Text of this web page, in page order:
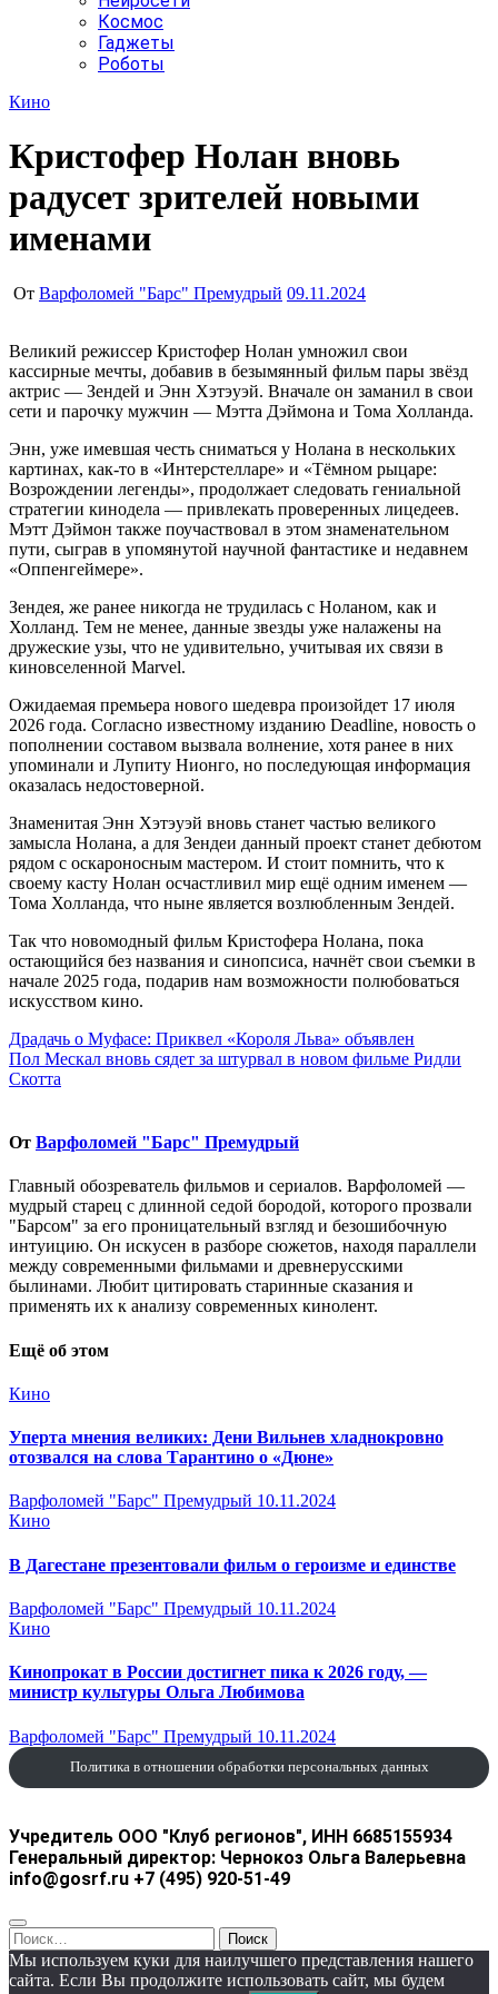
Космос
Гаджеты
Роботы
Кино
Кристофер Нолан вновь
радусет зрителей новыми
именами
От Варфоломей "Барс" Премудрый 09.11.2024
Великий режиссер Кристофер Нолан умножил свои
кассирные мечты, добавив в безымянный фильм пары звёзд
актрис — Зендей и Энн Хэтэуэй. Вначале он заманил в свои
сети и парочку мужчин — Мэтта Дэймона и Тома Холланда.
Энн, уже имевшая честь сниматься у Нолана в нескольких
картинах, как-то в «Интерстелларе» и «Тёмном рыцаре:
Возрождении легенды», продолжает следовать гениальной
стратегии кинодела — привлекать проверенных лицедеев.
Мэтт Дэймон также поучаствовал в этом знаменательном
пути, сыграв в упомянутой научной фантастике и недавнем
«Оппенгеймере».
Зендея, же ранее никогда не трудилась с Ноланом, как и
Холланд. Тем не менее, данные звезды уже налажены на
дружеские узы, что не удивительно, учитывая их связи в
киновселенной Marvel.
Ожидаемая премьера нового шедевра произойдет 17 июля
2026 года. Согласно известному изданию Deadline, новость о
пополнении составом вызвала волнение, хотя ранее в них
упоминали и Лупиту Нионго, но последующая информация
оказалась недостоверной.
Знаменитая Энн Хэтэуэй вновь станет частью великого
замысла Нолана, а для Зендеи данный проект станет дебютом
рядом с оскароносным мастером. И стоит помнить, что к
своему касту Нолан осчастливил мир ещё одним именем —
Тома Холланда, что ныне является возлюбленным Зендей.
Так что новомодный фильм Кристофера Нолана, пока
остающийся без названия и синопсиса, начнёт свои съемки в
начале 2025 года, подарив нам возможности полюбоваться
искусством кино.
Навигация
по
Драдачь о Муфасе: Приквел «Короля Льва» объявлен
Пол Мескал вновь сядет за штурвал в новом фильме Ридли
Скотта
От Варфоломей "Барс" Премудрый
Главный обозреватель фильмов и сериалов. Варфоломей —
мудрый старец с длинной седой бородой, которого прозвали
"Барсом" за его проницательный взгляд и безошибочную
интуицию. Он искусен в разборе сюжетов, находя параллели
между современными фильмами и древнерусскими
былинами. Любит цитировать старинные сказания и
применять их к анализу современных кинолент.
Ещё об этом
Кино
Уперта мнения великих: Дени Вильнев хладнокровно
отозвался на слова Тарантино о «Дюне»
Варфоломей "Барс" Премудрый 10.11.2024
Кино
В Дагестане презентовали фильм о героизме и единстве
Варфоломей "Барс" Премудрый 10.11.2024
Кино
Кинопрокат в России достигнет пика к 2026 году, —
министр культуры Ольга Любимова
Варфоломей "Барс" Премудрый 10.11.2024
Политика в отношении обработки персональных данных
Учредитель ООО "Клуб регионов", ИНН 6685155934
Генеральный директор: Чернокоз Ольга Валерьевна
info@gosrf.ru +7 (495) 920-51-49
Найти:
Мы используем куки для наилучшего представления нашего
сайта. Если Вы продолжите использовать сайт, мы будем